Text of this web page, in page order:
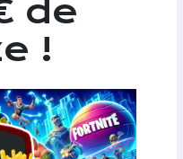
de
!